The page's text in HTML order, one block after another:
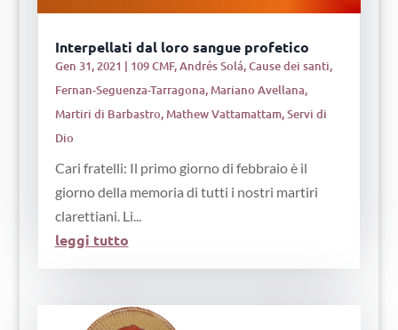
Interpellati dal loro sangue profetico
Gen 31, 2021 | 109 CMF,Andrés Solá,Cause dei santi,
Fernan-Seguenza-Tarragona,Mariano Avellana,
Martiri di Barbastro,Mathew Vattamattam,Servi di
Dio
Cari fratelli: Il primo giorno di febbraio è il
giorno della memoria di tutti i nostri martiri
clarettiani. Li...
leggi tutto